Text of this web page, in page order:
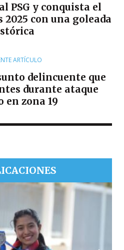
PSG y conquista el
2025 con una goleada
ARTÍCULO
delincuente que
durante ataque
en zona 19